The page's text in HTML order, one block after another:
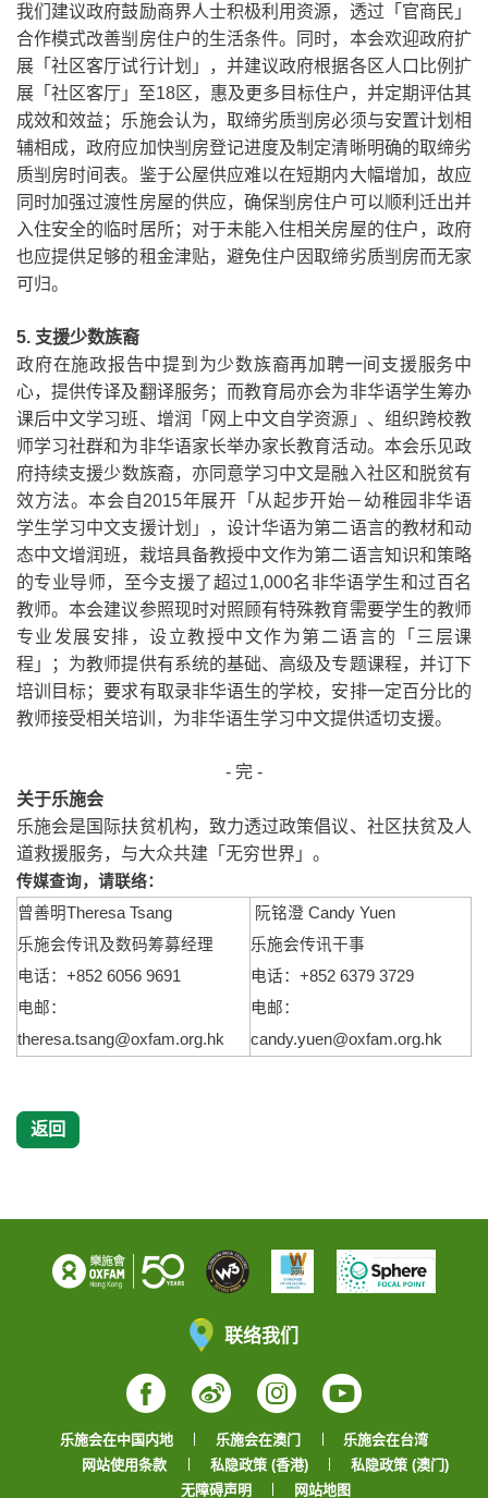
我们建议政府鼓励商界人士积极利用资源，透过「官商民」
合作模式改善㓥房住户的生活条件。同时，本会欢迎政府扩
展「社区客厅试行计划」，并建议政府根据各区人口比例扩
展「社区客厅」至18区，惠及更多目标住户，并定期评估其
成效和效益；乐施会认为，取缔劣质㓥房必须与安置计划相
辅相成，政府应加快㓥房登记进度及制定清晰明确的取缔劣
质㓥房时间表。鉴于公屋供应难以在短期内大幅增加，故应
同时加强过渡性房屋的供应，确保㓥房住户可以顺利迁出并
入住安全的临时居所；对于未能入住相关房屋的住户，政府
也应提供足够的租金津贴，避免住户因取缔劣质㓥房而无家
可归。
5. 支援少数族裔
政府在施政报告中提到为少数族裔再加聘一间支援服务中
心，提供传译及翻译服务；而教育局亦会为非华语学生筹办
课后中文学习班、增润「网上中文自学资源」、组织跨校教
师学习社群和为非华语家长举办家长教育活动。本会乐见政
府持续支援少数族裔，亦同意学习中文是融入社区和脱贫有
效方法。本会自2015年展开「从起步开始－幼稚园非华语
学生学习中文支援计划」，设计华语为第二语言的教材和动
态中文增润班，栽培具备教授中文作为第二语言知识和策略
的专业导师，至今支援了超过1,000名非华语学生和过百名
教师。本会建议参照现时对照顾有特殊教育需要学生的教师
专业发展安排，设立教授中文作为第二语言的「三层课
程」；为教师提供有系统的基础、高级及专题课程，并订下
培训目标；要求有取录非华语生的学校，安排一定百分比的
教师接受相关培训，为非华语生学习中文提供适切支援。
- 完 -
关于乐施会
乐施会是国际扶贫机构，致力透过政策倡议、社区扶贫及人
道救援服务，与大众共建「无穷世界」。
传媒查询，请联络：
曾善明Theresa Tsang
乐施会传讯及数码筹募经理
电话： +852 6056 9691
电邮：
theresa.tsang@oxfam.org.hk
阮铭澄 Candy Yuen
乐施会传讯干事
电话： +852 6379 3729
电邮：
candy.yuen@oxfam.org.hk
返回
联络我们
Facebook
WeiboInstagram
YouTube
乐施会在中国内地 乐施会在澳门
乐施会在台湾
网站使用条款
私隐政策 (香港)
私隐政策 (澳门)
无障碍声明
网站地图